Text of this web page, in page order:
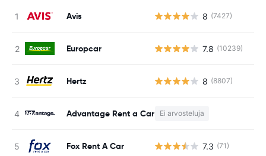
Avis 8 (7427)
Europcar 7.8 (10239)
Hertz 8 (8807)
Advantage Rent a Car Ei arvosteluja
Fox Rent A Car 7.3 (71)